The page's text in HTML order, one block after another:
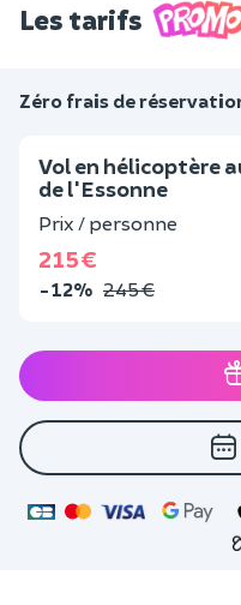
Les tarifs
Zéro frais de
Vol en hélicoptère
de l'Essonne
Prix / personne
215 €
-12% 245 €